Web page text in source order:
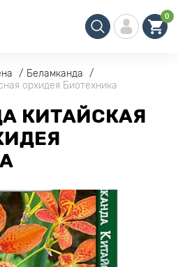
0
Беламканда
орхидея Биотехника
КИТАЙСКАЯ